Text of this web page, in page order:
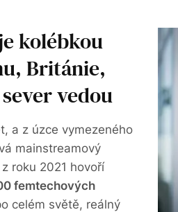
kolébkou
Británie,
vedou
a z úzce vymezeného
mainstreamový
roku 2021 hovoří
femtechových
celém světě, reálný